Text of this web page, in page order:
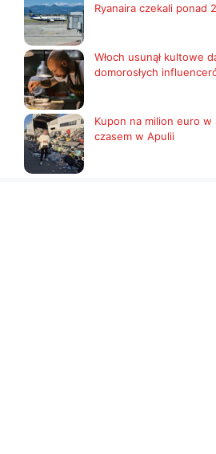
Ryanaira czekali ponad
Włoch usunął kultowe
domorosłych
Kupon na milion euro w
czasem w Apulii